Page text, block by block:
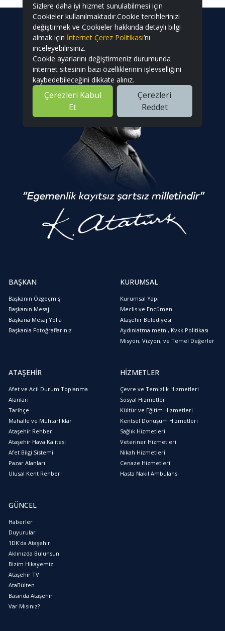
Sizlere daha iyi hizmet sunulabilmesi için
Cookieler kullanılmaktadır.Cookie tercihlerinizi
değiştirmek ve Cookieler hakkında detaylı bilgi
almak için İnternet Çerez Politikası’nı
inceleyebilirsiniz.
Cookie ayarlarını değiştirmeniz durumunda
internet sitesinin bazı özelliklerinin işlevselliğini
kaybedebileceğini dikkate alınız.
Çerezleri Kabul
Et
Çerezleri
Reddet
BAŞKAN
Başkanın Özgeçmişi
Başkanın Mesajı
Başkana Mesaj Yolla
Başkanla Fotoğraflarınız
KURUMSAL
Kurumsal Yapı
Meclis ve Encümen
Ataşehir Belediyesi
Aydınlatma metni, Kvkk Politikası
Misyon, Vizyon, ve Temel Değerler
ATAŞEHİR
Afet ve Acil Durum Toplanma
Alanları
Tarihçe
Mahalle ve Muhtarlıklar
Ataşehir Rehberi
Ataşehir Hava Kalitesi
Afet Bilgi Sistemi
Pazar Alanları
Ulusal Kent Rehberi
HİZMETLER
Çevre ve Temizlik Hizmetleri
Sosyal Hizmetler
Kültür ve Eğitim Hizmetleri
Kentsel Dönüşüm Hizmetleri
Sağlık Hizmetleri
Veteriner Hizmetleri
Nikah Hizmetleri
Cenaze Hizmetleri
Hasta Nakil Ambulans
GÜNCEL
Haberler
Duyurular
1DK'da Ataşehir
Aklınızda Bulunsun
Bizim Hikayemiz
Ataşehir TV
AtaBülten
Basında Ataşehir
Var Mısınız?